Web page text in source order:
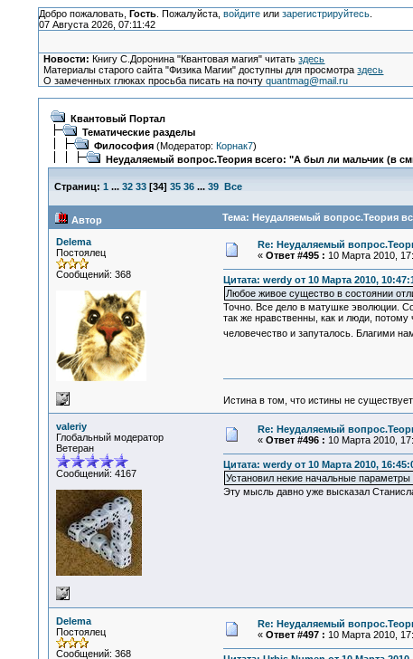
Добро пожаловать, Гость. Пожалуйста, войдитеили зарегистрируйтесь.
07 Августа 2026, 07:11:42
Новости: Книгу С.Доронина "Квантовая магия" читатьздесь
Материалы старого сайта "Физика Магии" доступны для просмотраздесь
О замеченных глюках просьба писать на почтуquantmag@mail.ru
Квантовый Портал
Тематические разделы
Философия(Модератор: Корнак7)
Неудаляемый вопрос.Теория всего: "А был ли мальчик (в
Страниц: 1 ... 32 33[34] 35 36 ... 39 Все
Автор Тема: Неудаляемый вопрос.Теория
Delema
Постоялец
Сообщений: 368
Re: Неудаляемый
« Ответ #495 : 10 Марта 2010,
Цитата: werdy от 10 Марта 2010,
Любое живое существо в состоянии
Точно. Все дело в матушке эволюции.
так же нравственны, как и люди,
человечество и запуталось. Благими
Истина в том, что истины не существует
valeriy
Глобальный модератор
Ветеран
Сообщений: 4167
Re: Неудаляемый
« Ответ #496 : 10 Марта 2010,
Цитата: werdy от 10 Марта 2010,
Установил некие начальные
Эту мысль давно уже высказал
Delema
Постоялец
Сообщений: 368
Re: Неудаляемый
« Ответ #497 : 10 Марта 2010,